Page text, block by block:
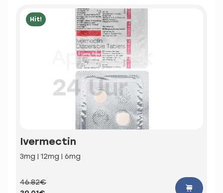
Hit!
Ivermectin
3mg | 12mg | 6mg
46.82€